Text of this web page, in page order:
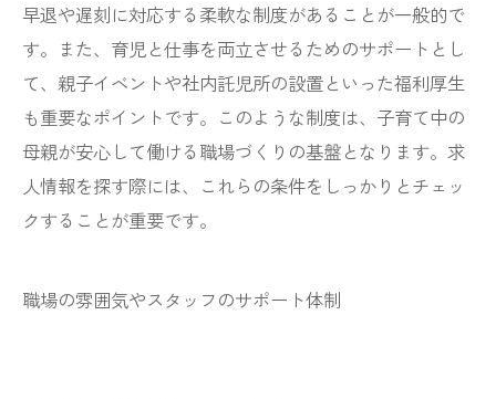
早退や遅刻に対応する柔軟な制度があることが一般的で
す。また、育児と仕事を両立させるためのサポートとし
て、親子イベントや社内託児所の設置といった福利厚生
も重要なポイントです。このような制度は、子育て中の
母親が安心して働ける職場づくりの基盤となります。求
人情報を探す際には、これらの条件をしっかりとチェッ
クすることが重要です。
職場の雰囲気やスタッフのサポート体制